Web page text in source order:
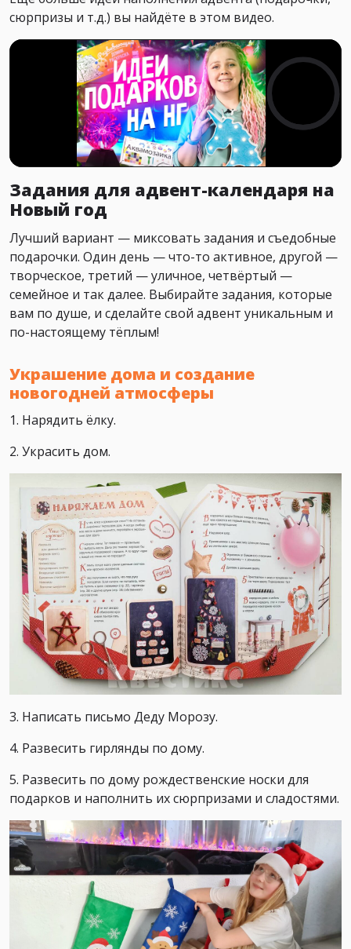
сюрпризы и т.д.) вы найдёте в этом видео.
Задания для адвент-календаря на
Новый год
Лучший вариант — миксовать задания и съедобные
подарочки. Один день — что-то активное, другой —
творческое, третий — уличное, четвёртый —
семейное и так далее. Выбирайте задания, которые
вам по душе, и сделайте свой адвент уникальным и
по-настоящему тёплым!
Украшение дома и создание
новогодней атмосферы
1. Нарядить ёлку.
2. Украсить дом.
3. Написать письмо Деду Морозу.
4. Развесить гирлянды по дому.
5. Развесить по дому рождественские носки для
подарков и наполнить их сюрпризами и сладостями.